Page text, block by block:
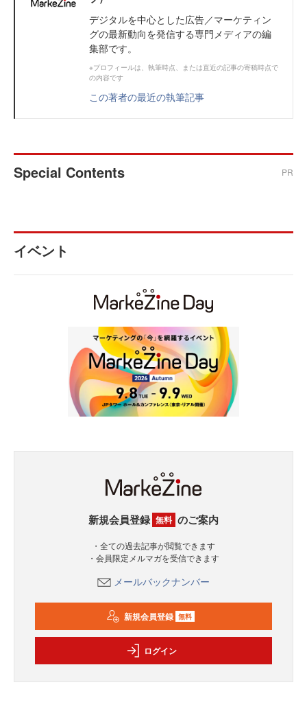
デジタルを中心とした広告／マーケティン
グの最新動向を発信する専門メディアの編
集部です。
※プロフィールは、執筆時点、または直近の記事の寄稿時点で
の内容です
この著者の最近の執筆記事
Special Contents PR
イベント
新規会員登録 無料 のご案内
・全ての過去記事が閲覧できます
・会員限定メルマガを受信できます
メールバックナンバー
新規会員登録 無料
ログイン